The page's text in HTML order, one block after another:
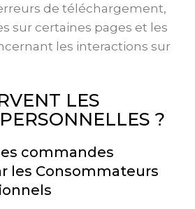
de téléchargement,
sur certaines pages et les
les interactions sur
LES
?
commandes
les Consommateurs